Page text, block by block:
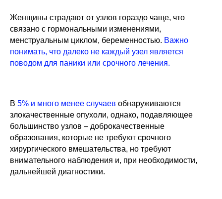
Женщины страдают от узлов гораздо чаще, что
связано с гормональными изменениями,
менструальным циклом, беременностью. Важно
понимать, что далеко не каждый узел является
поводом для паники или срочного лечения.
В 5% и много менее случаев обнаруживаются
злокачественные опухоли, однако, подавляющее
большинство узлов – доброкачественные
образования, которые не требуют срочного
хирургического вмешательства, но требуют
внимательного наблюдения и, при необходимости,
дальнейшей диагностики.